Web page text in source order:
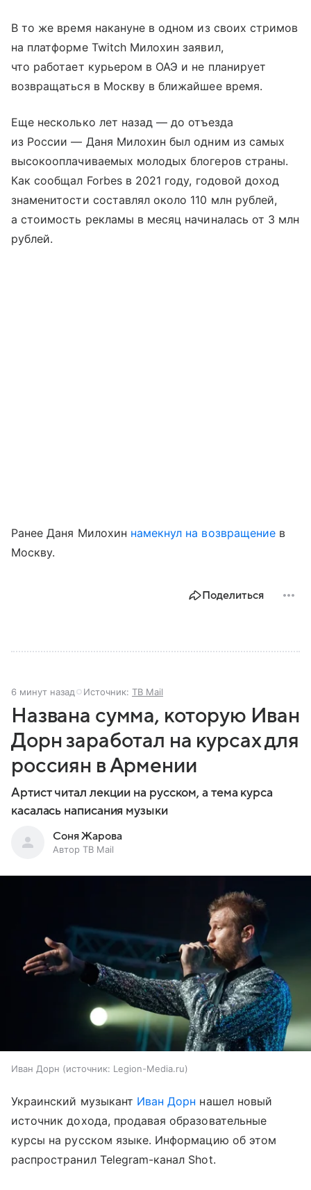
В то же время накануне в одном из своих стримов
на платформе Twitch Милохин заявил,
что работает курьером в ОАЭ и не планирует
возвращаться в Москву в ближайшее время.
Еще несколько лет назад — до отъезда
из России — Даня Милохин был одним из самых
высокооплачиваемых молодых блогеров страны.
Как сообщал Forbes в 2021 году, годовой доход
знаменитости составлял около 110 млн рублей,
а стоимость рекламы в месяц начиналась от 3 млн
рублей.
Ранее Даня Милохин намекнул на возвращение в
Москву.
Поделиться
6 минут назад Источник: ТВ Mail
Названа сумма, которую Иван
Дорн заработал на курсах для
россиян в Армении
Артист читал лекции на русском, а тема курса
касалась написания музыки
Соня Жарова
Автор ТВ Mail
Иван Дорн источник: Legion-Media.ru
Украинский музыкант Иван Дорн нашел новый
источник дохода, продавая образовательные
курсы на русском языке. Информацию об этом
распространил Telegram-канал Shot.